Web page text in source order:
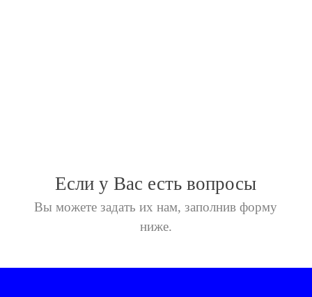
Если у Вас есть вопросы
Вы можете задать их нам, заполнив форму
ниже.